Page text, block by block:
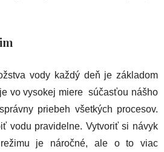
vody každý deň je základom
je vo vysokej miere súčasťou nášho
priebeh všetkých procesov.
vodu pravidelne. Vytvoriť si návyk
režimu je náročné, ale o to viac